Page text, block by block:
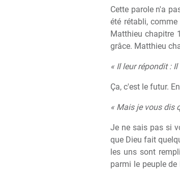
Cette parole n'a
été rétabli,
Matthieu chapitre
grâce. Matthieu
« Il leur répondit :
Ça, c'est le futur.
« Mais je vous dis
Je ne sais pas si
que Dieu fait
les uns sont
parmi le peuple